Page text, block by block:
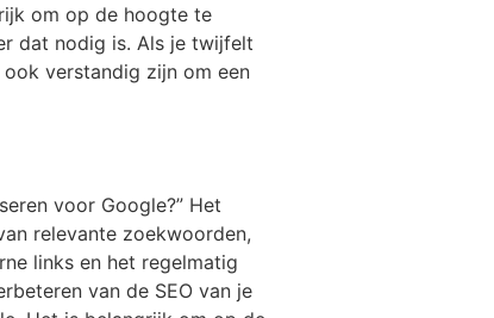
om op de hoogte te
dat nodig is. Als je twijfelt
verstandig zijn om een
voor Google?” Het
relevante zoekwoorden,
links en het regelmatig
van de SEO van je